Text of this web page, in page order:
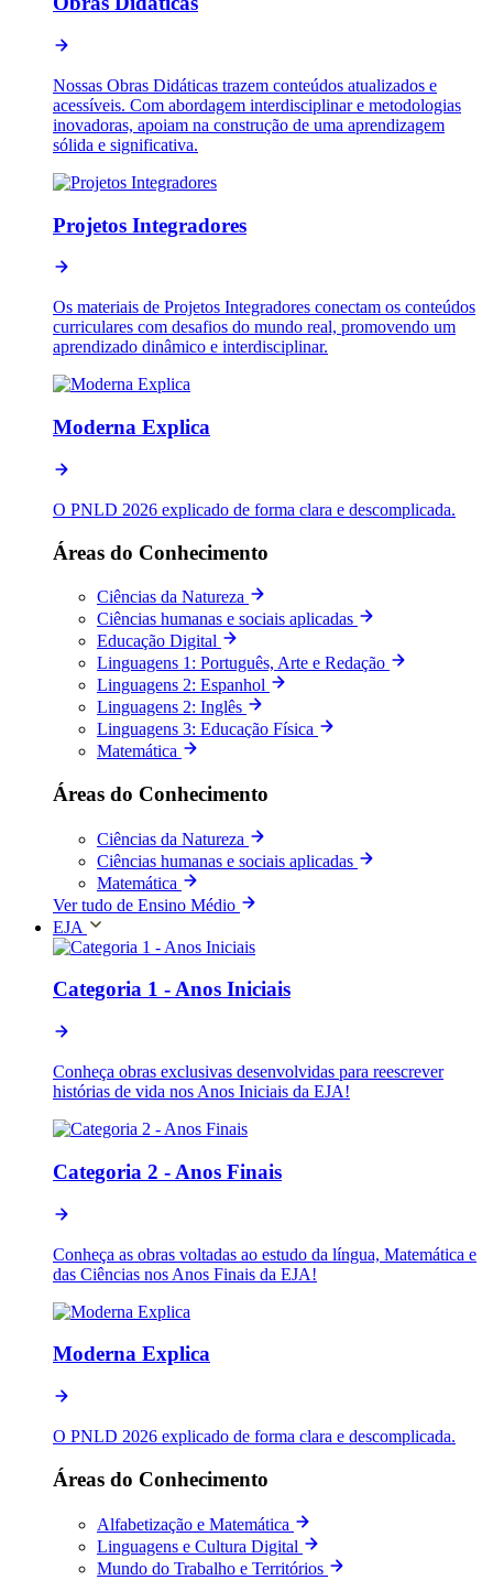
Nossas Obras Didáticas trazem conteúdos atualizados e
acessíveis. Com abordagem interdisciplinar e metodologias
inovadoras, apoiam na construção de uma aprendizagem
sólida e significativa.
Projetos Integradores
Os materiais de Projetos Integradores conectam os conteúdos
curriculares com desafios do mundo real, promovendo um
aprendizado dinâmico e interdisciplinar.
Moderna Explica
O PNLD 2026 explicado de forma clara e descomplicada.
Áreas do Conhecimento
Ciências da Natureza
Ciências humanas e sociais aplicadas
Educação Digital
Linguagens 1: Português, Arte e Redação
Linguagens 2: Espanhol
Linguagens 2: Inglês
Linguagens 3: Educação Física
Matemática
Áreas do Conhecimento
Ciências da Natureza
Ciências humanas e sociais aplicadas
Matemática
Ver tudo de Ensino Médio
EJA
Categoria 1 - Anos Iniciais
Conheça obras exclusivas desenvolvidas para reescrever
histórias de vida nos Anos Iniciais da EJA!
Categoria 2 - Anos Finais
Conheça as obras voltadas ao estudo da língua, Matemática e
das Ciências nos Anos Finais da EJA!
Moderna Explica
O PNLD 2026 explicado de forma clara e descomplicada.
Áreas do Conhecimento
Alfabetização e Matemática
Linguagens e Cultura Digital
Mundo do Trabalho e Territórios